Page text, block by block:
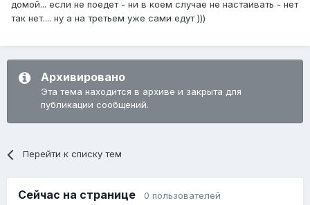
домой... если не поедет - ни в коем случае не настаивать - нет
так нет.... ну а на третьем уже сами едут )))
Архивировано
Эта тема находится в архиве и закрыта для
публикации сообщений.
Перейти к списку тем
Сейчас на странице 0 пользователей